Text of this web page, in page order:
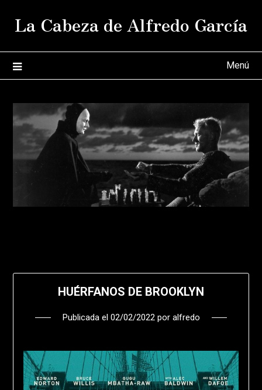
La Cabeza de Alfredo García
Menú
HUÉRFANOS DE BROOKLYN
Publicada el 02/02/2022por alfredo